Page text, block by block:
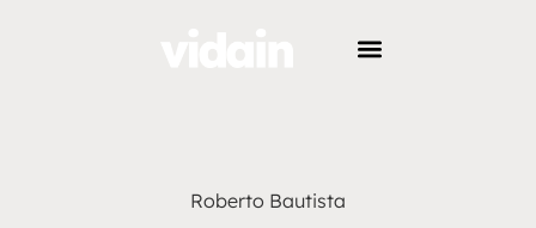
Roberto Bautista